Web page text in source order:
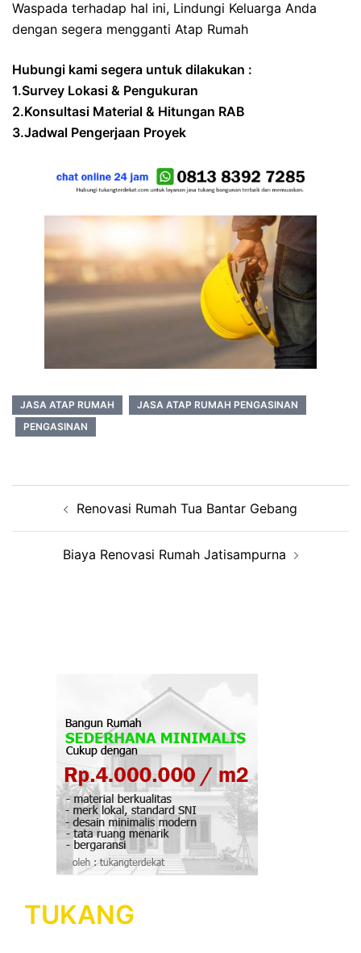
Waspada terhadap hal ini, Lindungi Keluarga Anda
dengan segera mengganti Atap Rumah
Hubungi kami segera untuk dilakukan :
1.Survey Lokasi & Pengukuran
2.Konsultasi Material & Hitungan RAB
3.Jadwal Pengerjaan Proyek
JASA ATAP RUMAH
JASA ATAP RUMAH PENGASINAN
PENGASINAN
navigationRenovasi Rumah Tua Bantar Gebang
Biaya Renovasi Rumah Jatisampurna
TUKANG